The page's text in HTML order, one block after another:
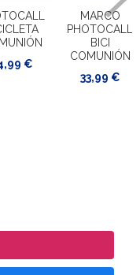
€
MARCO
PHOTOCALL
BICI
COMUNIÓN
33,99 €